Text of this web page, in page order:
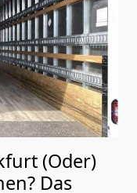
(Oder)
Das